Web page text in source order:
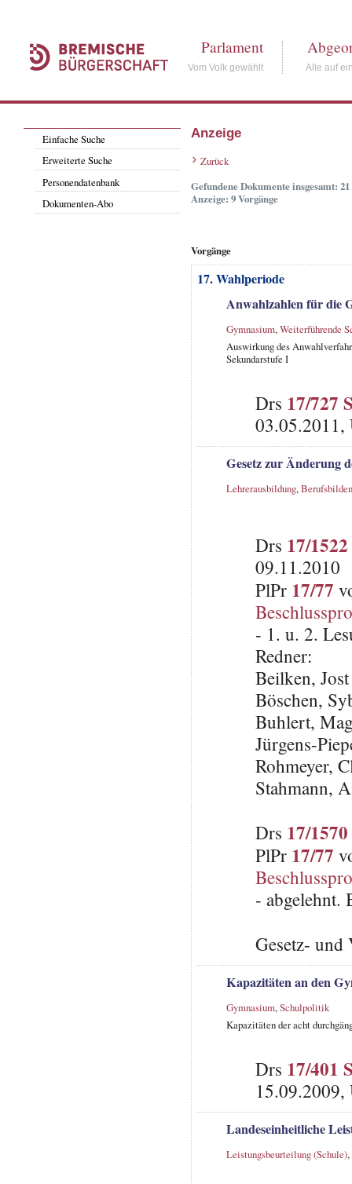
Parlament
Vom Volk gewählt Alle auf
Einfache Suche
Erweiterte Suche
Personendatenbank
Dokumenten-Abo
Anzeige
Zurück
Gefundene Dokumente insgesamt: 21
Anzeige: 9 Vorgänge
Vorgänge
17. Wahlperiode
Anwahlzahlen für die
Gymnasium,Weiterführende
Auswirkung des
Sekundarstufe I
Drs 17/727
03.05.2011,
Gesetz zur Änderung
Lehrerausbildung,
Drs 17/1522
09.11.2010
PlPr 17/77
- 1. u. 2.
Redner:
Beilken,
Böschen,
Buhlert,
Jürgens-
Rohmeyer,
Stahmann,
Drs 17/1570
PlPr 17/77
- abgelehnt.
Gesetz-
Kapazitäten an den
Gymnasium,Schulpolitik
Kapazitäten der acht
Drs 17/401
Landeseinheitliche
Leistungsbeurteilung (Schule),